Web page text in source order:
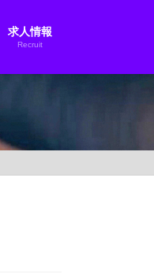
求人情報
Recruit